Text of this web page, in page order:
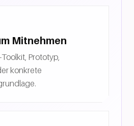
Mitnehmen
Prototyp,
konkrete